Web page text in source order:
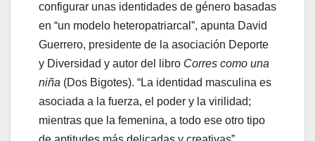
configurar unas identidades de género basadas
en “un modelo heteropatriarcal”, apunta David
Guerrero, presidente de la asociación Deporte
y Diversidad y autor del libro Corres como una
niña (Dos Bigotes). “La identidad masculina es
asociada a la fuerza, el poder y la virilidad;
mientras que la femenina, a todo ese otro tipo